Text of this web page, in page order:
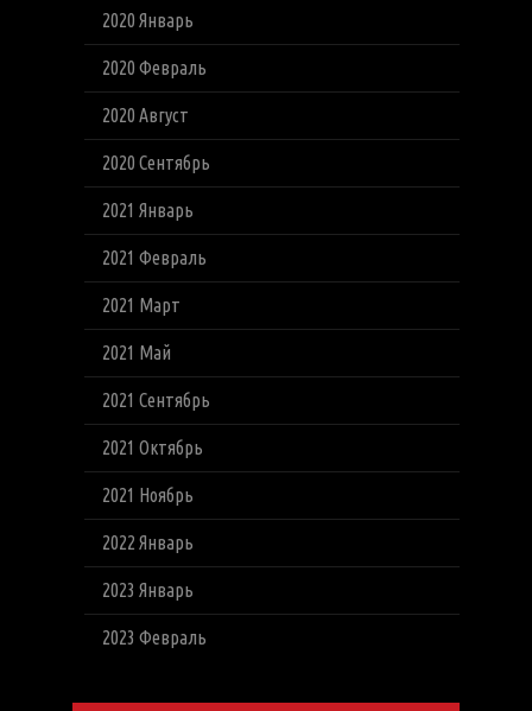
2020 Январь
2020 Февраль
2020 Август
2020 Сентябрь
2021 Январь
2021 Февраль
2021 Март
2021 Май
2021 Сентябрь
2021 Октябрь
2021 Ноябрь
2022 Январь
2023 Январь
2023 Февраль